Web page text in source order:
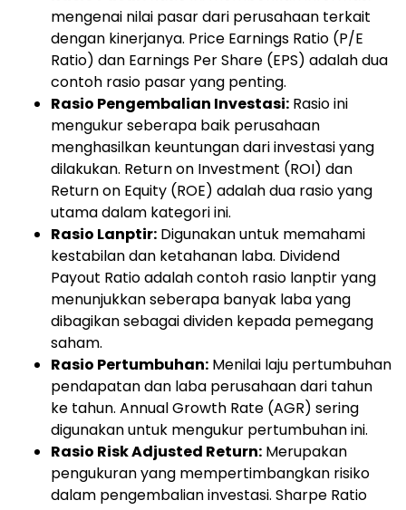
mengenai nilai pasar dari perusahaan terkait
dengan kinerjanya. Price Earnings Ratio (P/E
Ratio) dan Earnings Per Share (EPS) adalah dua
contoh rasio pasar yang penting.
Rasio Pengembalian Investasi: Rasio ini
mengukur seberapa baik perusahaan
menghasilkan keuntungan dari investasi yang
dilakukan. Return on Investment (ROI) dan
Return on Equity (ROE) adalah dua rasio yang
utama dalam kategori ini.
Rasio Lanptir: Digunakan untuk memahami
kestabilan dan ketahanan laba. Dividend
Payout Ratio adalah contoh rasio lanptir yang
menunjukkan seberapa banyak laba yang
dibagikan sebagai dividen kepada pemegang
saham.
Rasio Pertumbuhan: Menilai laju pertumbuhan
pendapatan dan laba perusahaan dari tahun
ke tahun. Annual Growth Rate (AGR) sering
digunakan untuk mengukur pertumbuhan ini.
Rasio Risk Adjusted Return: Merupakan
pengukuran yang mempertimbangkan risiko
dalam pengembalian investasi. Sharpe Ratio